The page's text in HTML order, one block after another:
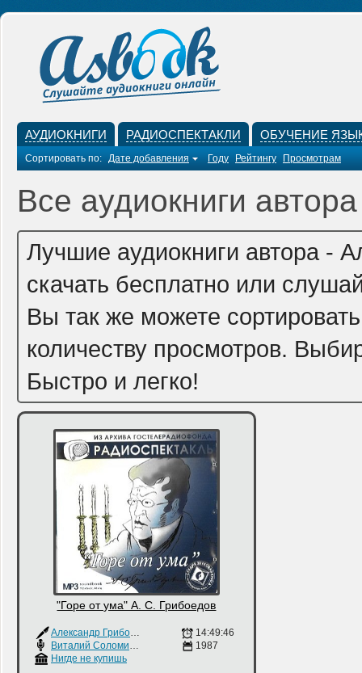
АУДИОКНИГИ РАДИОСПЕКТАКЛИ ОБУЧЕНИЕ
Сортировать по: Дате добавления Году Рейтингу Просмотрам
Все аудиокниги
Лучшие аудиокниги автора -
скачать бесплатно или
Вы так же можете
количеству просмотров.
Быстро и легко!
"Горе от ума" А. С. Грибоедов
Александр Грибоедов
Виталий Соломин,
Михаил Царев
Нигде не купишь
14:49:46
1987